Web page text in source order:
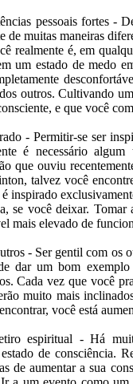
pessoais fortes -
de muitas maneiras
realmente é, em
um estado de medo
outros. Cultivando
e que você
- Permitir-se ser
é necessário
que ouviu
talvez você
inspirado
se você deixar. Tomar
mais elevado de
- Ser gentil com os
dar um bom
Cada vez que você
muito mais
você está
espiritual - Há
de consciência.
de aumentar a sua